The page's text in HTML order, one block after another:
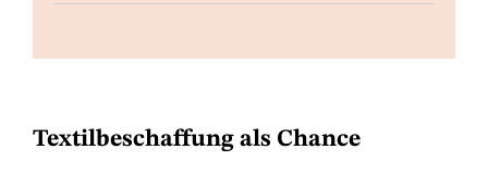
Textilbeschaffung als Chance